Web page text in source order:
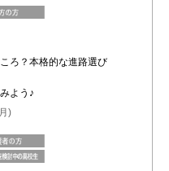
ろ？本格的な進路選び
よう♪
)